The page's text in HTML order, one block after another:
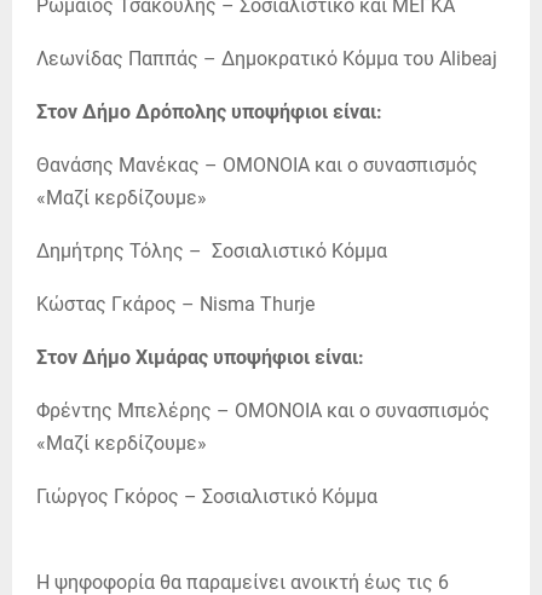
Ρωμαίος Τσάκουλης – Σοσιαλιστικό και ΜΕΓΚΑ
Λεωνίδας Παππάς – Δημοκρατικό Κόμμα του Alibeaj
Στον Δήμο Δρόπολης υποψήφιοι είναι:
Θανάσης Μανέκας – ΟΜΟΝΟΙΑ και ο συνασπισμός
«Μαζί κερδίζουμε»
Δημήτρης Τόλης – Σοσιαλιστικό Κόμμα
Κώστας Γκάρος – Nisma Thurje
Στον Δήμο Χιμάρας υποψήφιοι είναι:
Φρέντης Μπελέρης – ΟΜΟΝΟΙΑ και ο συνασπισμός
«Μαζί κερδίζουμε»
Γιώργος Γκόρος – Σοσιαλιστικό Κόμμα
Η ψηφοφορία θα παραμείνει ανοικτή έως τις 6